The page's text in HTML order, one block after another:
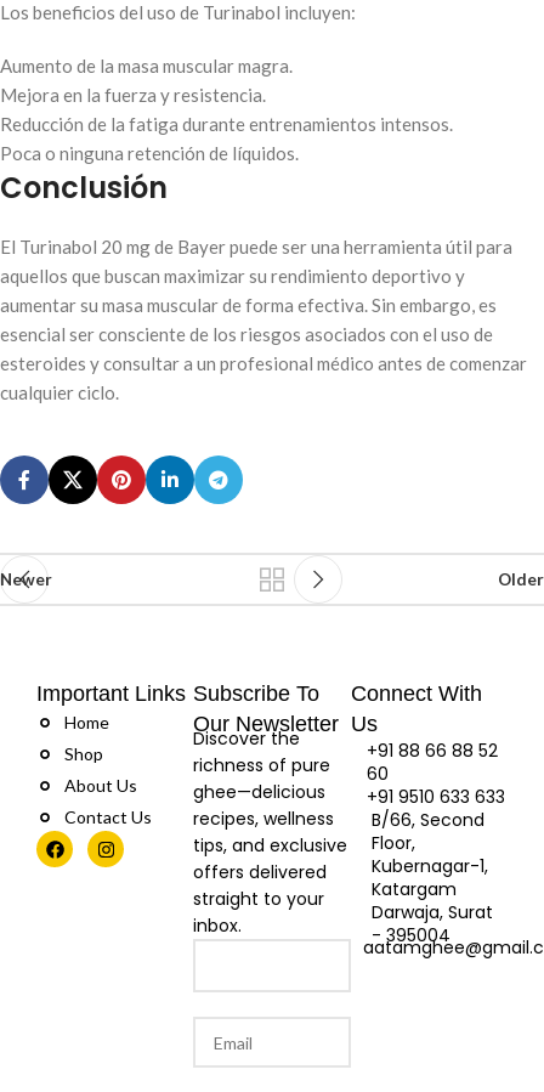
Los beneficios del uso de Turinabol incluyen:
Aumento de la masa muscular magra.
Mejora en la fuerza y resistencia.
Reducción de la fatiga durante entrenamientos intensos.
Poca o ninguna retención de líquidos.
Conclusión
El Turinabol 20 mg de Bayer puede ser una herramienta útil para
aquellos que buscan maximizar su rendimiento deportivo y
aumentar su masa muscular de forma efectiva. Sin embargo, es
esencial ser consciente de los riesgos asociados con el uso de
esteroides y consultar a un profesional médico antes de comenzar
cualquier ciclo.
Newer Older
Important Links
Home
Shop
About Us
Contact Us
Subscribe To
Our Newsletter
Discover the
richness of pure
ghee—delicious
recipes, wellness
tips, and exclusive
offers delivered
straight to your
inbox.
Connect With
Us
+91 88 66 88 52
60
+91 9510 633 633
B/66, Second
Floor,
Kubernagar-1,
Katargam
Darwaja, Surat
- 395004